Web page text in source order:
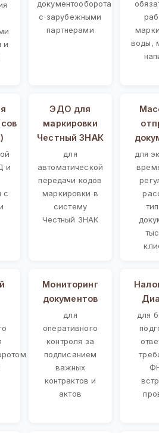
и
документооборота
с зарубежными
партнерами
воды,
и
с
ЭДО для
маркировки
Честный ЗНАК
для
автоматической
передачи кодов
маркировки в
систему
Честный ЗНАК
для
Мониторинг
документов
для
оперативного
контроля за
подписанием
важных
контрактов и
актов
для